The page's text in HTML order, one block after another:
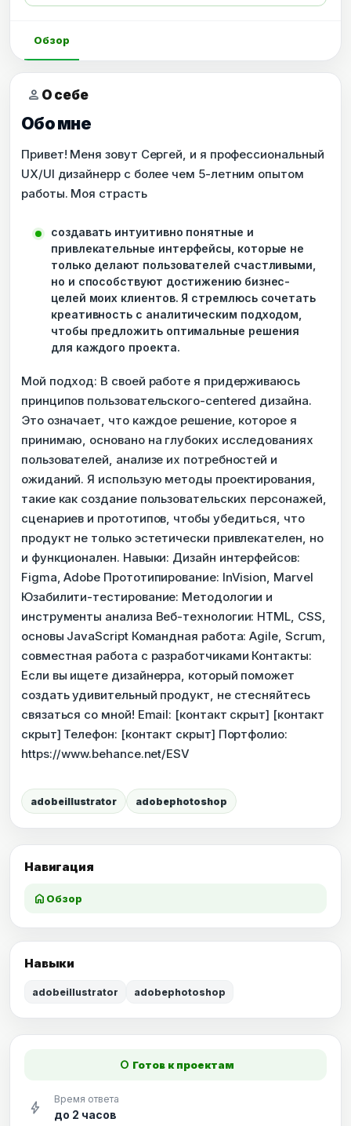
Навигация
home Обзор
Навыки
adobeillustrator adobephotoshop
Обзор
person О себе
Обо мне
Привет! Меня зовут Сергей, и я профессиональный
UX/UI дизайнерр с более чем 5-летним опытом
работы. Моя страсть
создавать интуитивно понятные и
привлекательные интерфейсы, которые не
только делают пользователей счастливыми,
но и способствуют достижению бизнес-
целей моих клиентов. Я стремлюсь сочетать
креативность с аналитическим подходом,
чтобы предложить оптимальные решения
для каждого проекта.
Мой подход: В своей работе я придерживаюсь
принципов пользовательского-centered дизайна.
Это означает, что каждое решение, которое я
принимаю, основано на глубоких исследованиях
пользователей, анализе их потребностей и
ожиданий. Я использую методы проектирования,
такие как создание пользовательских персонажей,
сценариев и прототипов, чтобы убедиться, что
продукт не только эстетически привлекателен, но
и функционален. Навыки: Дизайн интерфейсов:
Figma, Adobe Прототипирование: InVision, Marvel
Юзабилити-тестирование: Методологии и
инструменты анализа Веб-технологии: HTML, CSS,
основы JavaScript Командная работа: Agile, Scrum,
совместная работа с разработчиками Контакты:
Если вы ищете дизайнерра, который поможет
создать удивительный продукт, не стесняйтесь
связаться со мной! Email: [контакт скрыт] [контакт
скрыт] Телефон: [контакт скрыт] Портфолио:
https://www.behance.net/ESV
adobeillustrator adobephotoshop
fiber_manual_record Готов к проектам
bolt Время ответа
до 2 часов